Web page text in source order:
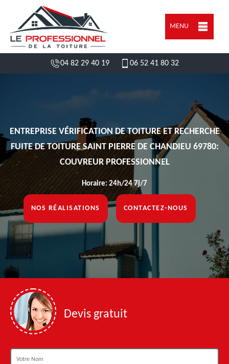
MENU
04 82 29 40 19 06 52 41 80 32
ENTREPRISE VÉRIFICATION DE TOITURE ET RECHERCHE
FUITE DE TOITURE SAINT PIERRE DE CHANDIEU 69780:
COUVREUR PROFESSIONNEL
Horaire: 24h/24 7j/7
NOS RÉALISATIONS CONTACTEZ-NOUS
Devis gratuit